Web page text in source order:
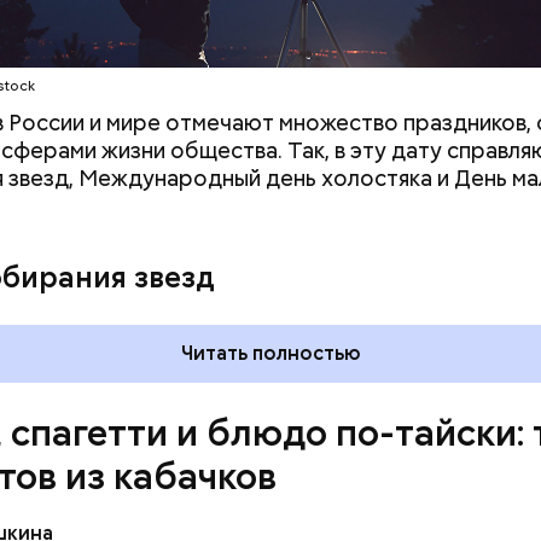
России и мире отмечают множество праздников,
жизни общества. Так, в эту дату
звезд, Международный день холостяка и День
звезд
Читать полностью
спагетти и блюдо по-тайски:
из кабачков